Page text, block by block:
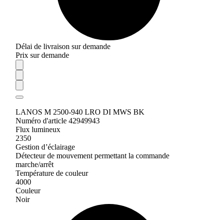
Délai de livraison sur demande
Prix sur demande
LANOS M 2500-940 LRO DI MWS BK
Numéro d'article 42949943
Flux lumineux
2350
Gestion d’éclairage
Détecteur de mouvement permettant la commande
marche/arrêt
Température de couleur
4000
Couleur
Noir